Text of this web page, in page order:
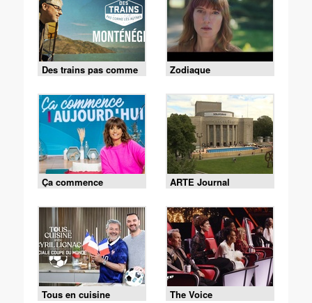
Des trains pas comme
les autres
Zodiaque
Ça commence
aujourd'hui
ARTE Journal
Tous en cuisine The Voice